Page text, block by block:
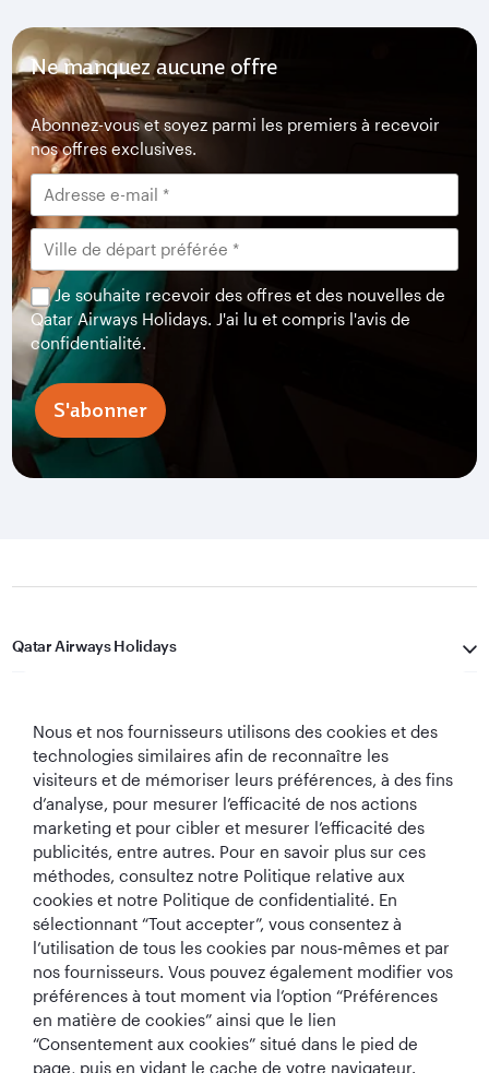
Ne manquez aucune offre
Abonnez-vous et soyez parmi les premiers à recevoir
nos offres exclusives.
Je souhaite recevoir des offres et des nouvelles de
Qatar Airways Holidays. J'ai lu et compris l'avis de
confidentialité.
S'abonner
Qatar Airways Holidays
Restons Connectés
Meilleure
Compagnie
Aérienne au
Monde
Meilleure Classe
Affaires au
monde
Meilleur Salon de
Classe Affaires au
monde
Meilleure
Compagnie
Aérienne du
Moyen-Orient
Nous et nos fournisseurs utilisons des cookies et des
technologies similaires afin de reconnaître les
visiteurs et de mémoriser leurs préférences, à des fins
d’analyse, pour mesurer l’efficacité de nos actions
marketing et pour cibler et mesurer l’efficacité des
publicités, entre autres. Pour en savoir plus sur ces
méthodes, consultez notre Politique relative aux
cookies et notre Politique de confidentialité. En
sélectionnant “Tout accepter”, vous consentez à
l’utilisation de tous les cookies par nous‑mêmes et par
nos fournisseurs. Vous pouvez également modifier vos
préférences à tout moment via l’option “Préférences
en matière de cookies” ainsi que le lien
“Consentement aux cookies” situé dans le pied de
page, puis en vidant le cache de votre navigateur.